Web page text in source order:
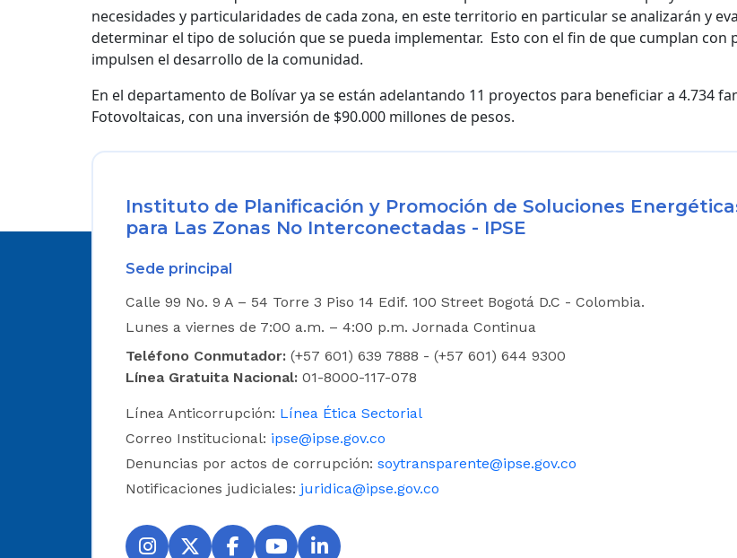
necesidades y particularidades de cada zona, en este territorio en particular se analizarán y
determinar el tipo de solución que se pueda implementar. Esto con el fin de que cumplan
impulsen el desarrollo de la comunidad.
En el departamento de Bolívar ya se están adelantando 11 proyectos para beneficiar a 4.734
Fotovoltaicas, con una inversión de $90.000 millones de pesos.
Instituto de Planificación y Promoción de Soluciones
para Las Zonas No Interconectadas - IPSE
Sede principal
Calle 99 No. 9 A – 54 Torre 3 Piso 14 Edif. 100 Street Bogotá D.C - Colombia.
Lunes a viernes de 7:00 a.m. – 4:00 p.m. Jornada Continua
Teléfono Conmutador: (+57 601) 639 7888 - (+57 601) 644 9300
Línea Gratuita Nacional: 01-8000-117-078
Línea Anticorrupción: Línea Ética Sectorial
Correo Institucional: ipse@ipse.gov.co
Denuncias por actos de corrupción: soytransparente@ipse.gov.co
Notificaciones judiciales: juridica@ipse.gov.co